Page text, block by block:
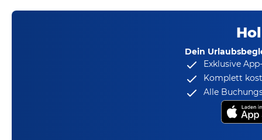
Dein
Exklusive
Komplett
Alle